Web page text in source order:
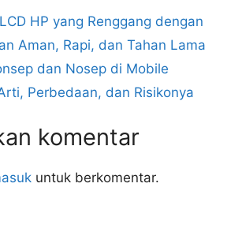
HP yang Renggang dengan
Aman, Rapi, dan Tahan Lama
dan Nosep di Mobile
Perbedaan, dan Risikonya
komentar
untuk berkomentar.